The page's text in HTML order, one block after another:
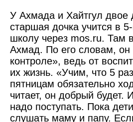
У Ахмада и Хайтгул двое
старшая дочка учится в
школу через mos.ru. Там
Ахмад. По его словам, он
контроле», ведь от
их жизнь. «Учим, что 5
пятницам обязательно
читает, он добрый будет.
надо поступать. Пока
слушать маму и папу.